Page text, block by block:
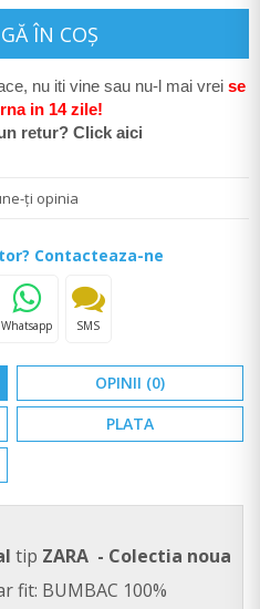
ÎN COŞ
nu iti vine sau nu-l mai vrei se
a in 14 zile!
retur? Click aici
ţi opinia
Contacteaza-ne
Whatsapp SMS
OPINII (0)
PLATA
tip ZARA - Colectia noua
fit: BUMBAC 100%